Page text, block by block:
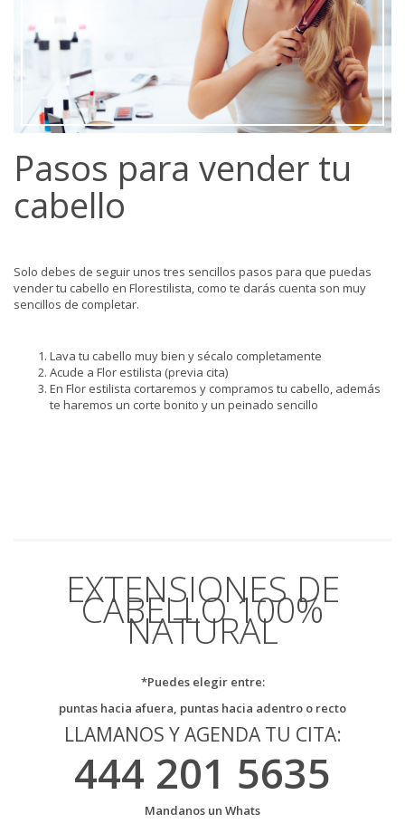
Pasos para vender tu
cabello
Solo debes de seguir unos tres sencillos pasos para que puedas
vender tu cabello en Florestilista, como te darás cuenta son muy
sencillos de completar.
Lava tu cabello muy bien y sécalo completamente
Acude a Flor estilista (previa cita)
En Flor estilista cortaremos y compramos tu cabello, además
te haremos un corte bonito y un peinado sencillo
EXTENSIONES DE
CABELLO 100%
NATURAL
*Puedes elegir entre:
puntas hacia afuera, puntas hacia adentro o recto
LLAMANOS Y AGENDA TU CITA:
444 201 5635
Mandanos un Whats